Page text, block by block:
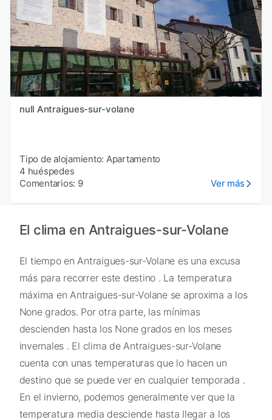
null Antraigues-sur-volane
Tipo de alojamiento: Apartamento
4 huéspedes
Comentarios: 9
Ver más
El clima en Antraigues-sur-Volane
El tiempo en Antraigues-sur-Volane es una excusa
más para recorrer este destino . La temperatura
máxima en Antraigues-sur-Volane se aproxima a los
None grados. Por otra parte, las mínimas
descienden hasta los None grados en los meses
invernales . El clima de Antraigues-sur-Volane
cuenta con unas temperaturas que lo hacen un
destino que se puede ver en cualquier temporada .
En el invierno, podemos generalmente ver que la
temperatura media desciende hasta llegar a los